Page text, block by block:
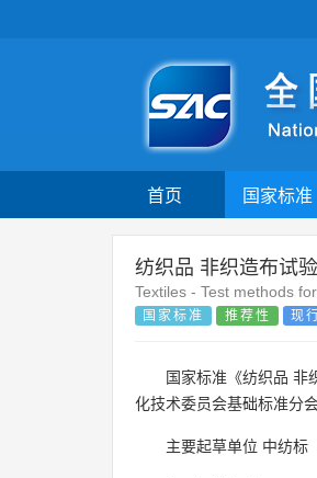
首页 国家标准
纺织品 非织造布试
Textiles - Test methods
国家标准 推荐性 现
国家标准《纺织品 非
化技术委员会基础标准分
主要起草单位 中纺标